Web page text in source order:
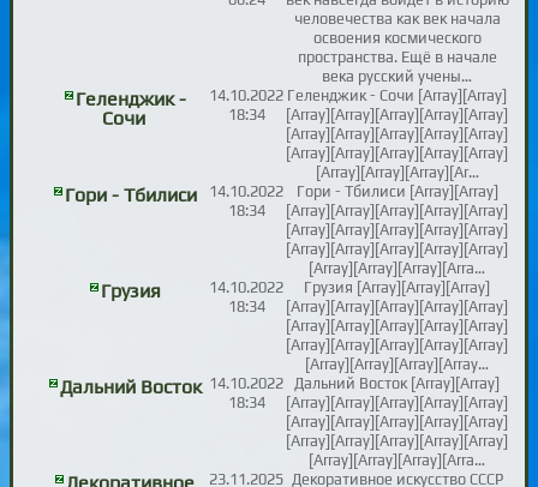
человечества как век начала
освоения космического
пространства. Ещё в начале
века русский учены…
Геленджик -
Сочи
14.10.2022
18:34
Геленджик - Сочи [Array][Array]
[Array][Array][Array][Array][Array]
[Array][Array][Array][Array][Array]
[Array][Array][Array][Array][Array]
[Array][Array][Array][Ar…
Гори - Тбилиси
14.10.2022
18:34
Гори - Тбилиси [Array][Array]
[Array][Array][Array][Array][Array]
[Array][Array][Array][Array][Array]
[Array][Array][Array][Array][Array]
[Array][Array][Array][Arra…
Грузия
14.10.2022
18:34
Грузия [Array][Array][Array]
[Array][Array][Array][Array][Array]
[Array][Array][Array][Array][Array]
[Array][Array][Array][Array][Array]
[Array][Array][Array][Array…
Дальний Восток 14.10.2022
18:34
Дальний Восток [Array][Array]
[Array][Array][Array][Array][Array]
[Array][Array][Array][Array][Array]
[Array][Array][Array][Array][Array]
[Array][Array][Array][Arra…
23.11.2025 Декоративное искусство СССР